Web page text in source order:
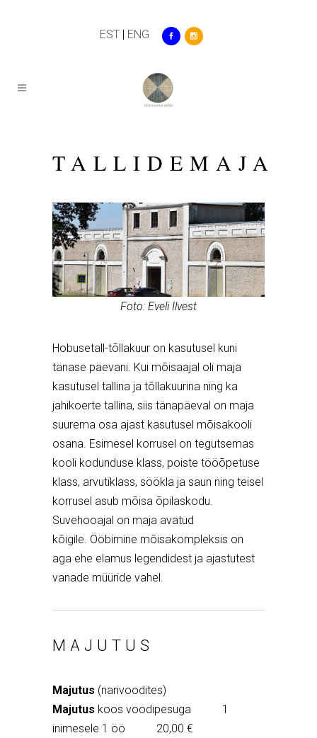
EST | ENG
TALLIDEMAJA
Foto: Eveli Ilvest
Hobusetall-tõllakuur on kasutusel kuni
tänase päevani. Kui mõisaajal oli maja
kasutusel tallina ja tõllakuurina ning ka
jahikoerte tallina, siis tänapäeval on maja
suurema osa ajast kasutusel mõisakooli
osana. Esimesel korrusel on tegutsemas
kooli kodunduse klass, poiste tööõpetuse
klass, arvutiklass, söökla ja saun ning teisel
korrusel asub mõisa õpilaskodu.
Suvehooajal on maja avatud
kõigile. Ööbimine mõisakompleksis on
aga ehe elamus legendidest ja ajastutest
vanade müüride vahel.
MAJUTUS
Majutus (narivoodites)
Majutus koos voodipesuga 1
inimesele 1 öö 20,00 €